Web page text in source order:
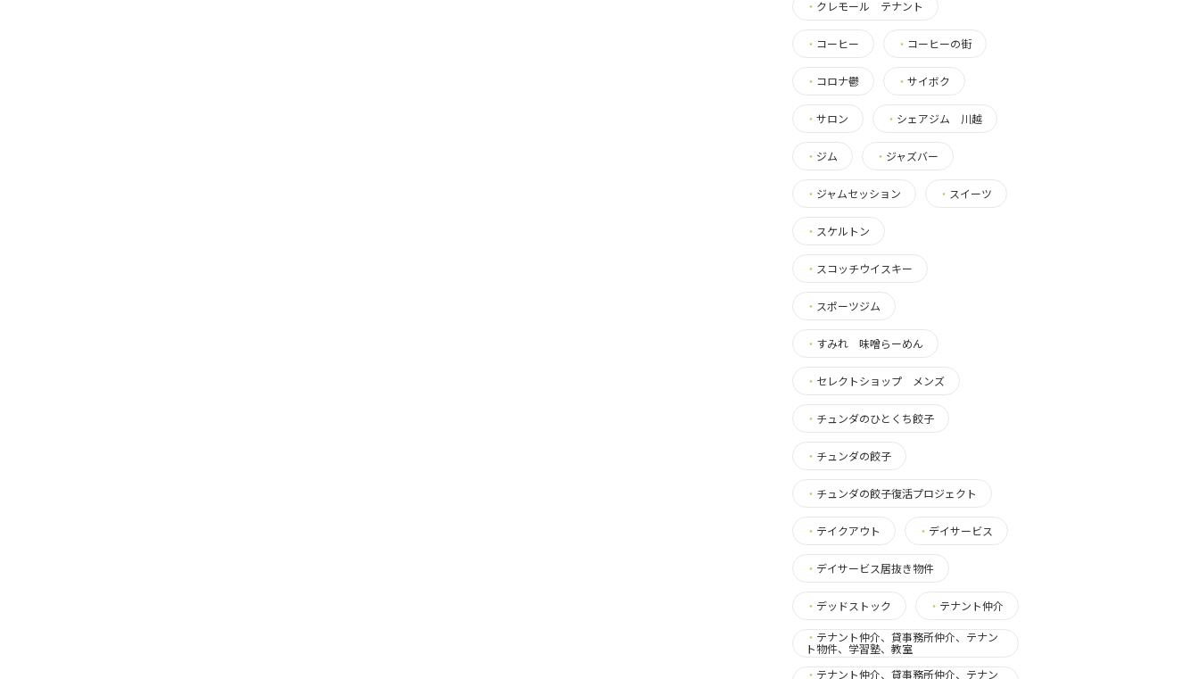
・ クレモール テナント
・ コーヒー ・ コーヒーの街
・ コロナ鬱 ・ サイボク
・ サロン ・ シェアジム 川越
・ ジム ・ ジャズバー
・ ジャムセッション ・ スイーツ
・ スケルトン
・ スコッチウイスキー
・ スポーツジム
・ すみれ 味噌らーめん
・ セレクトショップ メンズ
・ チュンダのひとくち餃子
・ チュンダの餃子
・ チュンダの餃子復活プロジェクト
・ テイクアウト ・ デイサービス
・ デイサービス居抜き物件
・ デッドストック ・ テナント仲介
・ テナント仲介、貸事務所仲介、テナン
ト物件、学習塾、教室
・ テナント仲介、貸事務所仲介、テナン